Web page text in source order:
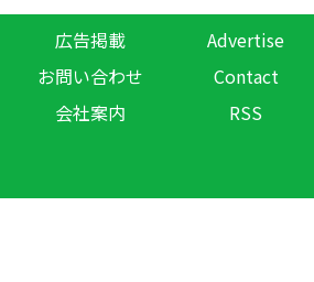
広告掲載 Advertise
お問い合わせ
Contact
会社案内
RSS